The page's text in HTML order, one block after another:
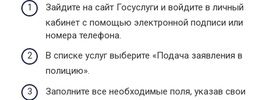
Зайдите на сайт Госуслуги и войдите в личный
кабинет с помощью электронной подписи или
номера телефона.
В списке услуг выберите «Подача заявления в
полицию».
Заполните все необходимые поля, указав свои